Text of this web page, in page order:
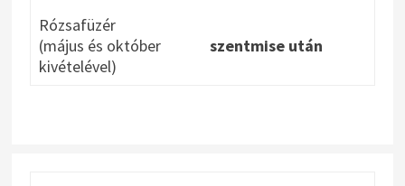
Rózsafüzér
(május és október
kivételével)
szentmise után